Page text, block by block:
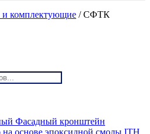
комплектующие /СФТК
Фасадный кронштейн